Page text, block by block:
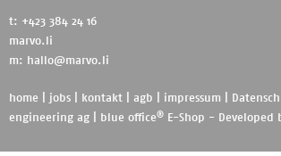
t: +423 384 24 16
marvo.li
m:
hallo@marvo.li
home jobs kontakt agb impressum
engineering ag
blue office® E-Shop - Developed